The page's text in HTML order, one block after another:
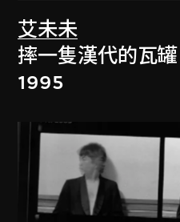
艾未未
摔一隻漢代的瓦罐
1995